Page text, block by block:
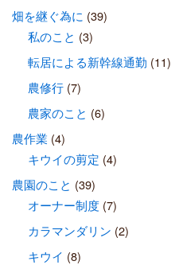
畑を継ぐ為に (39)
私のこと (3)
転居による新幹線通勤 (11)
農修行(7)
農家のこと (6)
農作業 (4)
キウイの剪定 (4)
農園のこと (39)
オーナー制度(7)
カラマンダリン (2)
キウイ (8)